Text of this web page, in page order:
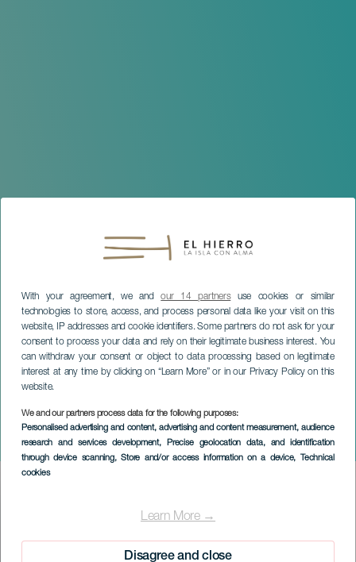
With your agreement, we andour 14 partnersuse cookies or similar
technologies to store, access, and process personal data like your visit on this
website, IP addresses and cookie identifiers. Some partners do not ask for your
consent to process your data and rely on their legitimate business interest. You
can withdraw your consent or object to data processing based on legitimate
interest at any time by clicking on “Learn More” or in our Privacy Policy on this
website.
We and our partners process data for the following purposes:
Personalised advertising and content, advertising and content measurement, audience
research and services development, Precise geolocation data, and identification
through device scanning, Store and/or access information on a device, Technical
cookies
Learn More →
Disagree and close
Miguel Afonso i koncert
EL HIERRO